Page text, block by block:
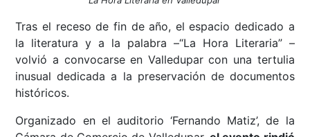
Tras el receso de fin de año, el espacio dedicado a
la literatura y a la palabra –“La Hora Literaria” –
volvió a convocarse en Valledupar con una tertulia
inusual dedicada a la preservación de documentos
históricos.
Organizado en el auditorio ‘Fernando Matiz’, de la